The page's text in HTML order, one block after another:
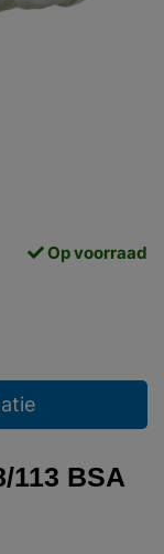
Op voorraad
113 BSA